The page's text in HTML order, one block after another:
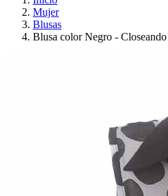
Mujer
Blusas
Blusa color Negro - Closeando